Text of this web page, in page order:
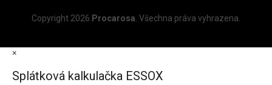
Copyright 2026 Procarosa. Všechna práva vyhrazena.
×
Splátková kalkulačka ESSOX